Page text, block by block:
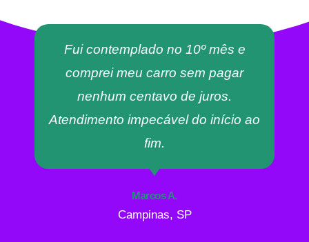
Fui contemplado no 10º mês e
comprei meu carro sem pagar
nenhum centavo de juros.
Atendimento impecável do início ao
fim.
Marcos A.
Campinas, SP